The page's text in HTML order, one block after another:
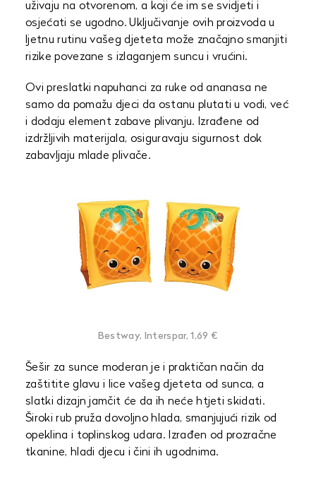
uživaju na otvorenom, a koji će im se svidjeti i
osjećati se ugodno. Uključivanje ovih proizvoda u
ljetnu rutinu vašeg djeteta može značajno smanjiti
rizike povezane s izlaganjem suncu i vrućini.
Ovi preslatki napuhanci za ruke od ananasa ne
samo da pomažu djeci da ostanu plutati u vodi, već
i dodaju element zabave plivanju. Izrađene od
izdržljivih materijala, osiguravaju sigurnost dok
zabavljaju mlade plivače.
Bestway, Interspar, 1,69 €
Šešir za sunce moderan je i praktičan način da
zaštitite glavu i lice vašeg djeteta od sunca, a
slatki dizajn jamčit će da ih neće htjeti skidati.
Široki rub pruža dovoljno hlada, smanjujući rizik od
opeklina i toplinskog udara. Izrađen od prozračne
tkanine, hladi djecu i čini ih ugodnima.